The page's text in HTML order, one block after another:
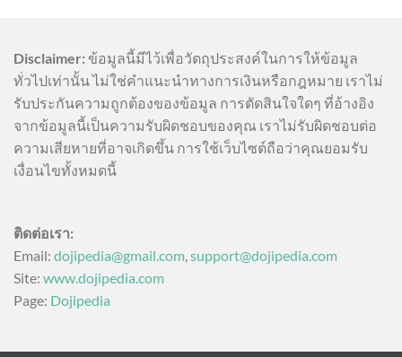
Disclaimer: ข้อมูลนี้มีไว้เพื่อวัตถุประสงค์ในการให้ข้อมูล
ทั่วไปเท่านั้น ไม่ใช่คำแนะนำทางการเงินหรือกฎหมาย เราไม่
รับประกันความถูกต้องของข้อมูล การตัดสินใจใดๆ ที่อ้างอิง
จากข้อมูลนี้เป็นความรับผิดชอบของคุณ เราไม่รับผิดชอบต่อ
ความเสียหายที่อาจเกิดขึ้น การใช้เว็บไซต์ถือว่าคุณยอมรับ
เงื่อนไขทั้งหมดนี้
ติดต่อเรา:
Email: dojipedia@gmail.com,support@dojipedia.com
Site: www.dojipedia.com
Page: Dojipedia